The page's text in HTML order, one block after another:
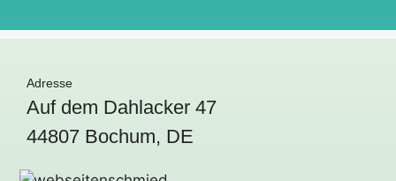
Adresse
Auf dem Dahlacker 47
44807 Bochum, DE